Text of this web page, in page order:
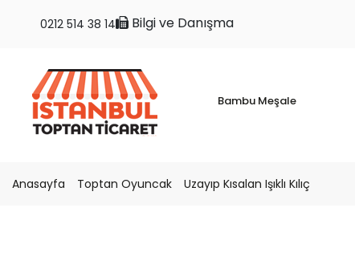
Bilgi ve Danışma
0212 514 38 14
Bambu Meşale
Anasayfa Toptan Oyuncak Uzayıp Kısalan Işıklı Kılıç